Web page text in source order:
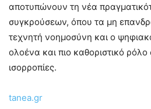
αποτυπώνουν τη νέα
συγκρούσεων, όπου τα μη
τεχνητή νοημοσύνη και ο
ολοένα και πιο καθοριστικό ρόλο
ισορροπίες.
tanea.gr